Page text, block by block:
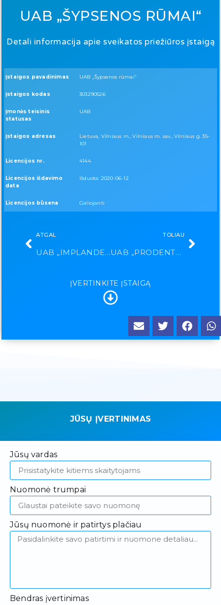
UAB „ŠYPSENOS RŪMAI“
Detali informacija apie sveikatos priežiūros įstaigą
Įstaigos pavadinimas UAB „Šypsenos rūmai“
Įstaigos kodas 303290526
Įmonės teisinis
statusas
UAB
Įstaigos adresas
Lietuva, Vilniaus m., Vilniaus m. sav., Vilniaus g. 35-
101
Licencijos nr. 4144
Licencijos išdavimo
data
Išduota: 2020-06-12
Licencijos būsena Galiojanti
ATGAL
UAB „IMPLANDENT“
TOLIAU
UAB „PRODENTUM“
ĮVERTINKITE ĮSTAIGĄ
JŪSŲ ĮVERTINIMAS
Jūsų vardas
Nuomonė trumpai
Jūsų nuomonė ir patirtys plačiau
Bendras įvertinimas